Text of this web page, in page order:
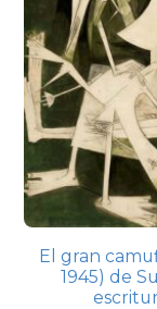
El gran
1945) de